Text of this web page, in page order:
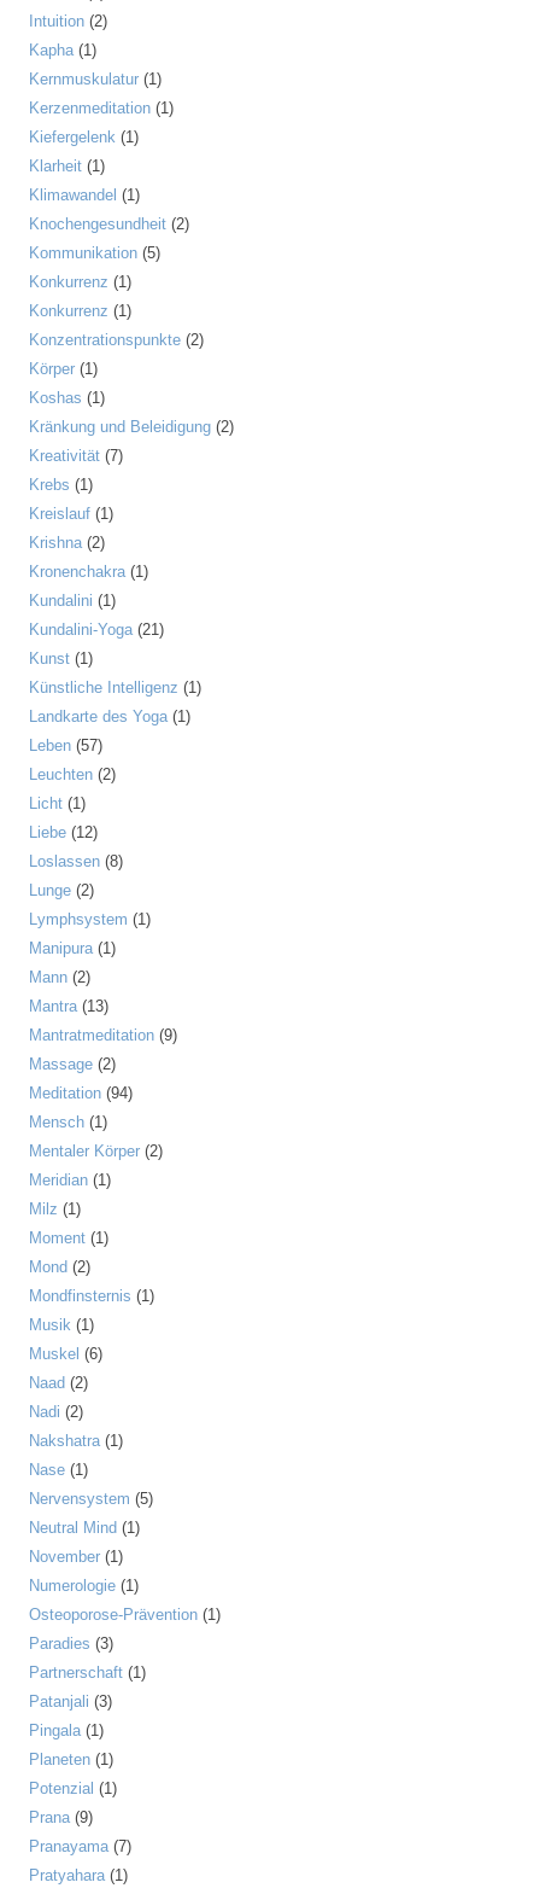
Intuition (2)
Kapha(1)
Kernmuskulatur (1)
Kerzenmeditation (1)
Kiefergelenk (1)
Klarheit (1)
Klimawandel (1)
Knochengesundheit (2)
Kommunikation (5)
Konkurrenz (1)
Konkurrenz (1)
Konzentrationspunkte (2)
Körper (1)
Koshas (1)
Kränkung und Beleidigung (2)
Kreativität (7)
Krebs (1)
Kreislauf (1)
Krishna(2)
Kronenchakra(1)
Kundalini (1)
Kundalini-Yoga(21)
Kunst (1)
Künstliche Intelligenz (1)
Landkarte des Yoga(1)
Leben (57)
Leuchten (2)
Licht (1)
Liebe (12)
Loslassen (8)
Lunge (2)
Lymphsystem (1)
Manipura(1)
Mann (2)
Mantra(13)
Mantratmeditation (9)
Massage (2)
Meditation (94)
Mensch (1)
Mentaler Körper (2)
Meridian (1)
Milz (1)
Moment (1)
Mond (2)
Mondfinsternis (1)
Musik (1)
Muskel (6)
Naad (2)
Nadi (2)
Nakshatra(1)
Nase (1)
Nervensystem (5)
Neutral Mind (1)
November (1)
Numerologie (1)
Osteoporose-Prävention (1)
Paradies (3)
Partnerschaft (1)
Patanjali (3)
Pingala(1)
Planeten (1)
Potenzial (1)
Prana(9)
Pranayama(7)
Pratyahara(1)